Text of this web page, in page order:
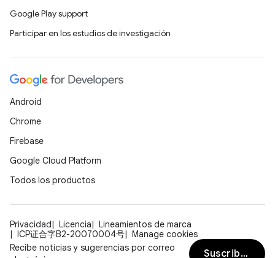
Google Play support
Participar en los estudios de investigación
Android
Chrome
Firebase
Google Cloud Platform
Todos los productos
Privacidad Licencia
Lineamientos de marca
ICP证合字B2-20070004号
Manage cookies
Recibe noticias y sugerencias por correo
Suscribirse